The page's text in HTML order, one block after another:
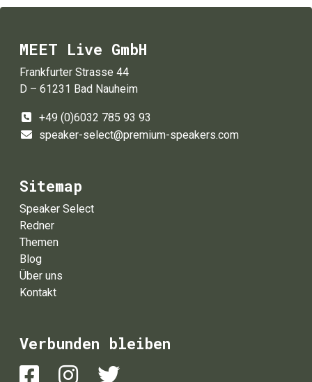
MEET Live GmbH
Frankfurter Strasse 44
D – 61231 Bad Nauheim
+49 (0)6032 785 93 93
speaker-select@premium-speakers.com
Sitemap
Speaker Select
Redner
Themen
Blog
Über uns
Kontakt
Verbunden bleiben